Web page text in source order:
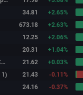
34.81 +2.65%
673.18 +2.63%
12.25 +2.06%
20.31 +1.04%
Công nghệ Thông tin (9000 - Cấp 1)
21.62 +0.03%
1)
21.43
-0.11%
24.16
-0.37%
trình “Giới thiệu bạn bè nhận
có cơ hội hợp tác trở thành